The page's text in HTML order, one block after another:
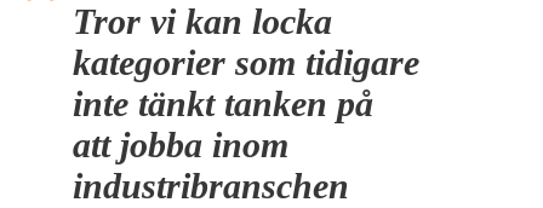
Tror vi kan locka
kategorier som tidigare
inte tänkt tanken på
att jobba inom
industribranschen